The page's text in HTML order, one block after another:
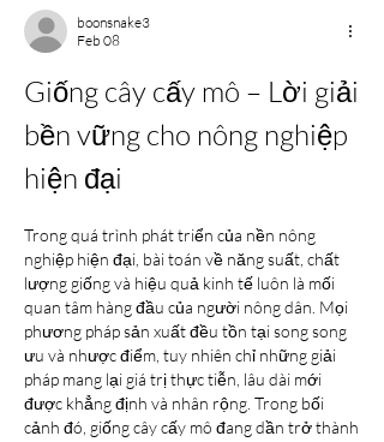
boonsnake3
Feb 08
Giống cây cấy mô – Lời giải
bền vững cho nông nghiệp
hiện đại
Trong quá trình phát triển của nền nông
nghiệp hiện đại, bài toán về năng suất, chất
lượng giống và hiệu quả kinh tế luôn là mối
quan tâm hàng đầu của người nông dân. Mọi
phương pháp sản xuất đều tồn tại song song
ưu và nhược điểm, tuy nhiên chỉ những giải
pháp mang lại giá trị thực tiễn, lâu dài mới
được khẳng định và nhân rộng. Trong bối
cảnh đó, giống cây cấy mô đang dần trở thành